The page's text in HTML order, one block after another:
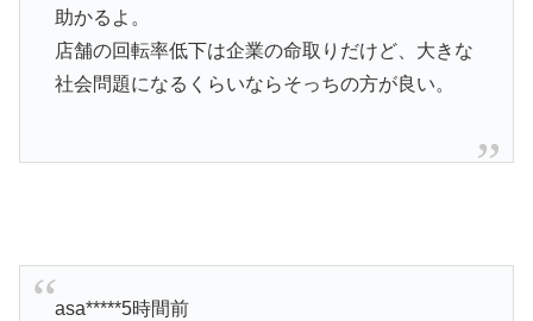
助かるよ。
店舗の回転率低下は企業の命取りだけど、大きな
社会問題になるくらいならそっちの方が良い。
asa*****5時間前